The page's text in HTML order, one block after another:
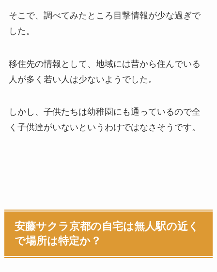
そこで、調べてみたところ目撃情報が少な過ぎで
した。
移住先の情報として、地域には昔から住んでいる
人が多く若い人は少ないようでした。
しかし、子供たちは幼稚園にも通っているので全
く子供達がいないというわけではなさそうです。
安藤サクラ京都の自宅は無人駅の近く
で場所は特定か？